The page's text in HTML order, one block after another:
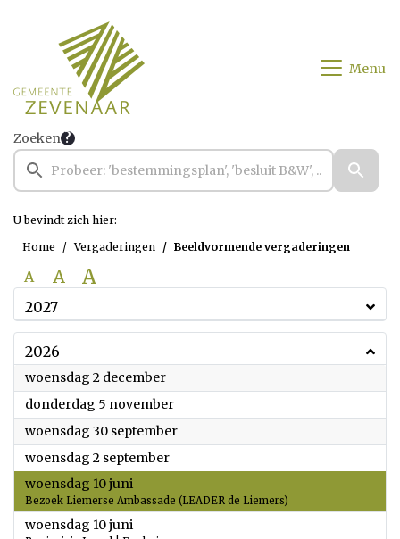
Ga naar de inhoud van deze pagina
Menu
Zoeken
U bevindt zich hier:
Home
Vergaderingen Beeldvormende vergaderingen
A A A
2027
2026
woensdag 2 december2026
donderdag 5 november2026
woensdag 30 september2026
woensdag 2 september2026
woensdag 10 juni
Bezoek Liemerse Ambassade (LEADER de Liemers)
woensdag 10 juni